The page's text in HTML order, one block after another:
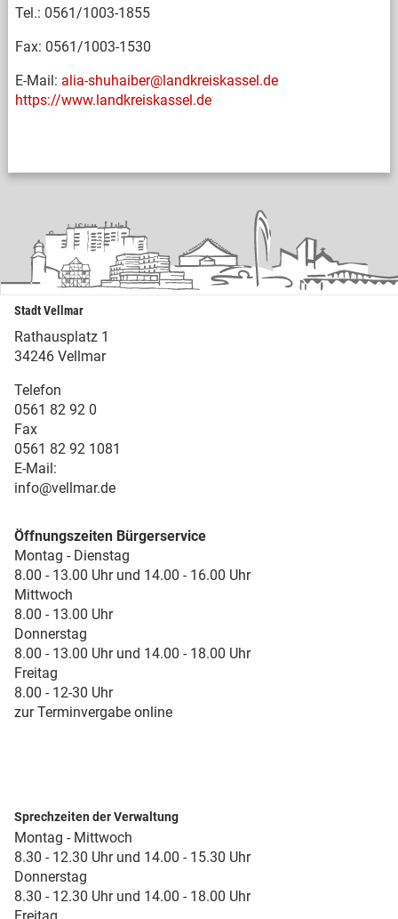
Tel.: 0561/1003-1855
Fax: 0561/1003-1530
E-Mail: alia-shuhaiber@landkreiskassel.de
https://www.landkreiskassel.de
Stadt Vellmar
Rathausplatz 1
34246 Vellmar
Telefon
0561 82 92 0
Fax
0561 82 92 1081
E-Mail:
info@vellmar.de
Öffnungszeiten Bürgerservice
Montag - Dienstag
8.00 - 13.00 Uhr und 14.00 - 16.00 Uhr
Mittwoch
8.00 - 13.00 Uhr
Donnerstag
8.00 - 13.00 Uhr und 14.00 - 18.00 Uhr
Freitag
8.00 - 12-30 Uhr
zur Terminvergabe online
Sprechzeiten der Verwaltung
Montag - Mittwoch
8.30 - 12.30 Uhr und 14.00 - 15.30 Uhr
Donnerstag
8.30 - 12.30 Uhr und 14.00 - 18.00 Uhr